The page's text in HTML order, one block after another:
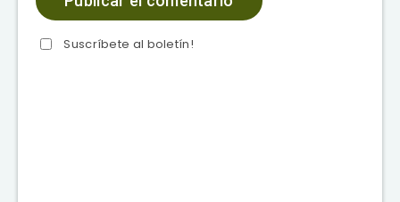
Suscríbete al boletín!